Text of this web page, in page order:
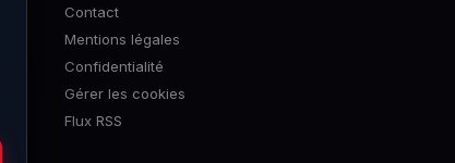
Contact
Mentions légales
Confidentialité
Gérer les cookies
Flux RSS